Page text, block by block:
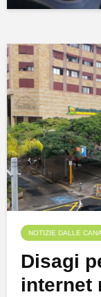
NOTIZIE DALLE
Disagi
internet